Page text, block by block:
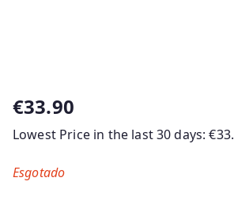
€33.90
Lowest Price in the last 30 days:€
Esgotado